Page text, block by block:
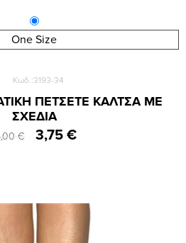
One Size
Κωδ.:3193-34
ΠΕΤΣΕΤΕ ΚΑΛΤΣΑ ΜΕ
ΣΧΕΔΙΑ
€ 3,75 €